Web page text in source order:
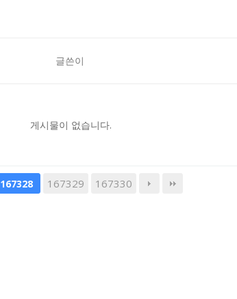
글쓴이
게시물이 없습니다.
167328 167329 167330